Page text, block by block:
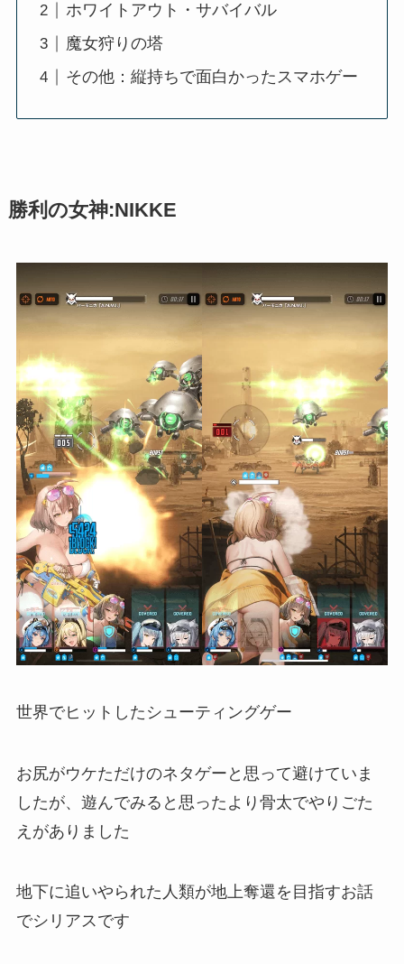
ホワイトアウト・サバイバル
魔女狩りの塔
その他：縦持ちで面白かったスマホゲー
勝利の女神:NIKKE
世界でヒットしたシューティングゲー
お尻がウケただけのネタゲーと思って避けていま
したが、遊んでみると思ったより骨太でやりごた
えがありました
地下に追いやられた人類が地上奪還を目指すお話
でシリアスです